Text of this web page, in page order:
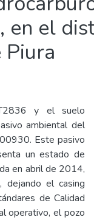
en el
y el suelo
ambiental del
Este pasivo
un estado de
en abril de 2014,
dejando el casing
de Calidad
operativo, el pozo